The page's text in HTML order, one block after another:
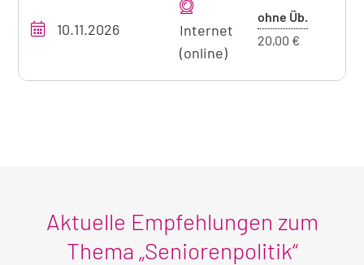
unseres
zum
10.11.2026
Internet
(online)
ohne Üb.
20,00 €
Aktuelle Empfehlungen zum
Thema „Seniorenpolitik“